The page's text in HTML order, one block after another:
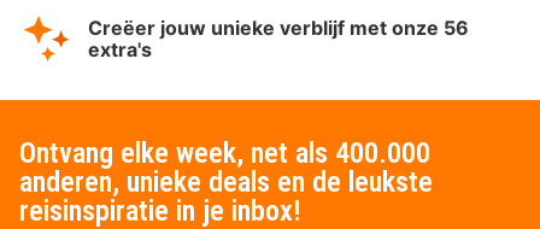
Creëer jouw unieke verblijf met onze 56
extra's
Ontvang elke week, net als 400.000
anderen, unieke deals en de leukste
reisinspiratie in je inbox!